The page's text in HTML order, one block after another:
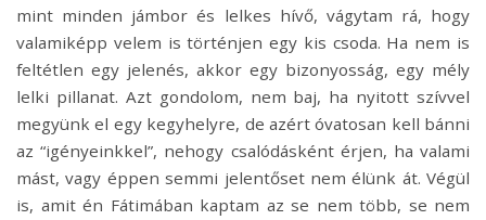
mint minden jámbor és lelkes hívő, vágytam rá, hogy
valamiképp velem is történjen egy kis csoda. Ha nem is
feltétlen egy jelenés, akkor egy bizonyosság, egy mély
lelki pillanat. Azt gondolom, nem baj, ha nyitott szívvel
megyünk el egy kegyhelyre, de azért óvatosan kell bánni
az “igényeinkkel”, nehogy csalódásként érjen, ha valami
mást, vagy éppen semmi jelentőset nem élünk át. Végül
is, amit én Fátimában kaptam az se nem több, se nem